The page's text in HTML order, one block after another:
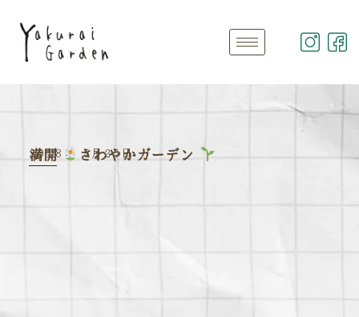
2018年 5月25日
満開 さわやかガーデン